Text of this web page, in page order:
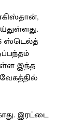
ஸ்டெல்த்
இந்த
இரட்டை